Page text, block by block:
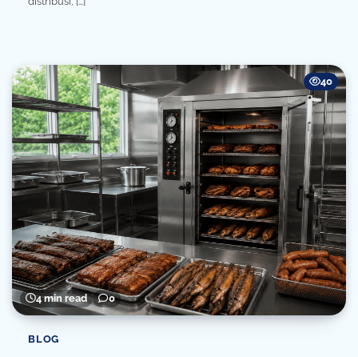
4 min read 0
40
BLOG